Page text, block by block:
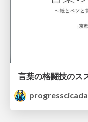
progresscicada